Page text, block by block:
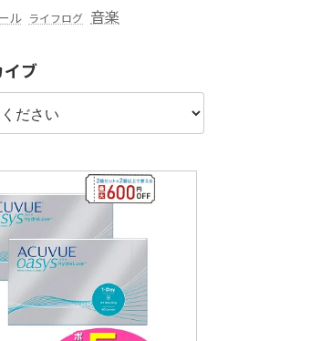
ル ライフログ 音楽
イブ